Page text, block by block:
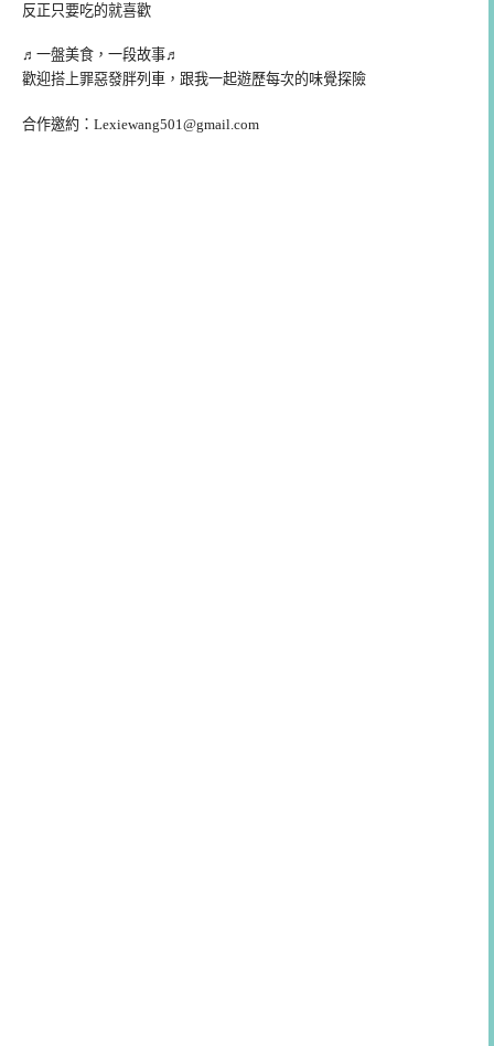
反正只要吃的就喜歡
♬一盤美食，一段故事♬
歡迎搭上罪惡發胖列車，跟我一起遊歷每次的味覺探險
合作邀約： Lexiewang501@gmail.com